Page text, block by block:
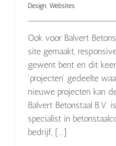
Design, Websites
Ook voor Balvert
site gemaakt,
gewent bent en dit
'projecten' gedeelte
nieuwe projecten kan
Balvert Betonstaal B.V.
specialist in
bedrijf, [...]